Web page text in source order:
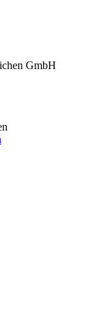
GmbH